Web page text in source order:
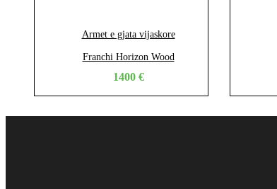
Armet e gjata vijaskore
Franchi Horizon Wood
1400 €